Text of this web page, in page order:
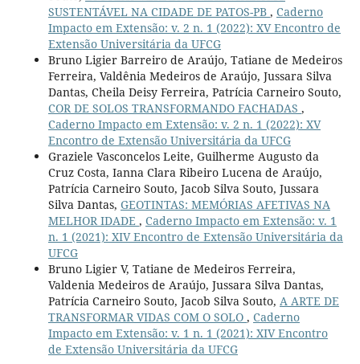
SUSTENTÁVEL NA CIDADE DE PATOS-PB , Caderno
Impacto em Extensão: v. 2 n. 1 (2022): XV Encontro de
Extensão Universitária da UFCG
Bruno Ligier Barreiro de Araújo, Tatiane de Medeiros
Ferreira, Valdênia Medeiros de Araújo, Jussara Silva
Dantas, Cheila Deisy Ferreira, Patrícia Carneiro Souto,
COR DE SOLOS TRANSFORMANDO FACHADAS ,
Caderno Impacto em Extensão: v. 2 n. 1 (2022): XV
Encontro de Extensão Universitária da UFCG
Graziele Vasconcelos Leite, Guilherme Augusto da
Cruz Costa, Ianna Clara Ribeiro Lucena de Araújo,
Patrícia Carneiro Souto, Jacob Silva Souto, Jussara
Silva Dantas, GEOTINTAS: MEMÓRIAS AFETIVAS NA
MELHOR IDADE , Caderno Impacto em Extensão: v. 1
n. 1 (2021): XIV Encontro de Extensão Universitária da
UFCG
Bruno Ligier V, Tatiane de Medeiros Ferreira,
Valdenia Medeiros de Araújo, Jussara Silva Dantas,
Patrícia Carneiro Souto, Jacob Silva Souto, A ARTE DE
TRANSFORMAR VIDAS COM O SOLO , Caderno
Impacto em Extensão: v. 1 n. 1 (2021): XIV Encontro
de Extensão Universitária da UFCG